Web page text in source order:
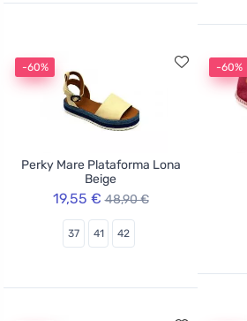
-60%
Perky Mare Plataforma Lona
Beige
19,55 € 48,90 €
37 41 42
-60%